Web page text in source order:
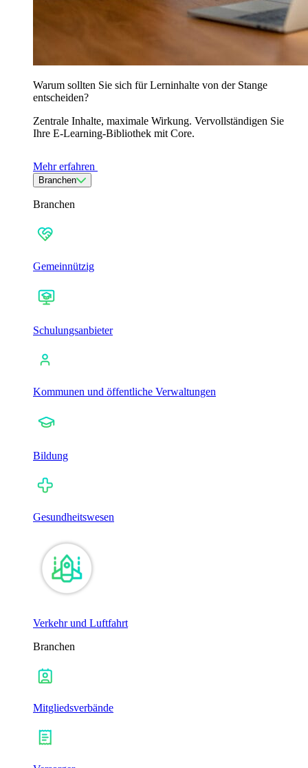
Warum sollten Sie sich für Lerninhalte von der Stange
entscheiden?
Zentrale Inhalte, maximale Wirkung. Vervollständigen Sie
Ihre E-Learning-Bibliothek mit Core.
Mehr erfahren
Branchen
Branchen
Gemeinnützig
Schulungsanbieter
Kommunen und öffentliche Verwaltungen
Bildung
Gesundheitswesen
Verkehr und Luftfahrt
Branchen
Mitgliedsverbände